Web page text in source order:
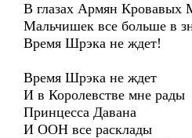
В глазах Армян Кровавых
Мальчишек все больше в
Время Шрэка не ждет!
Время Шрэка не ждет
И в Королевстве мне рады
Принцесса Давана
И ООН все расклады